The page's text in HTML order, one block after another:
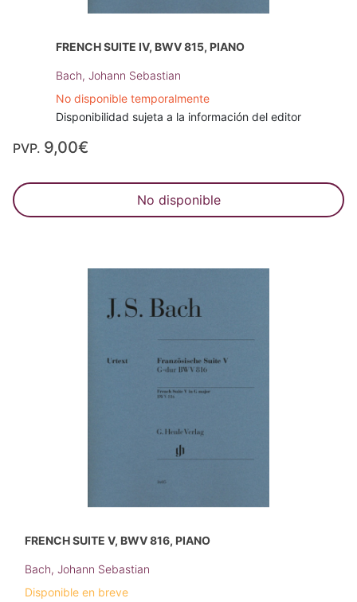
FRENCH SUITE IV, BWV 815, PIANO
Bach, Johann Sebastian
No disponible temporalmente
Disponibilidad sujeta a la información del editor
PVP. 9,00€
No disponible
FRENCH SUITE V, BWV 816, PIANO
Bach, Johann Sebastian
Disponible en breve